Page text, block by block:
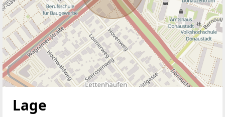
Lage